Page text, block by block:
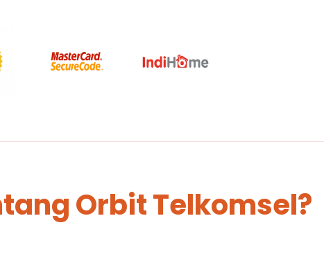
Orbit Telkomsel?